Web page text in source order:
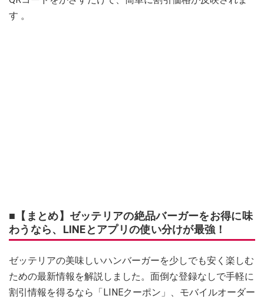
す 。
■【まとめ】ゼッテリアの絶品バーガーをお得に味
わうなら、LINEとアプリの使い分けが最強！
ゼッテリアの美味しいハンバーガーを少しでも安く楽しむ
ための最新情報を解説しました。面倒な登録なしで手軽に
割引情報を得るなら「LINEクーポン」、モバイルオーダー